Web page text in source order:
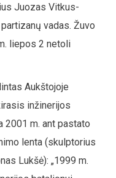
Juozas Vitkus-
vadas. Žuvo
liepos 2 netoli
Aukštojoje
inžinerijos
2001 m. ant pastato
lenta (skulptorius
Lukšė): „1999 m.